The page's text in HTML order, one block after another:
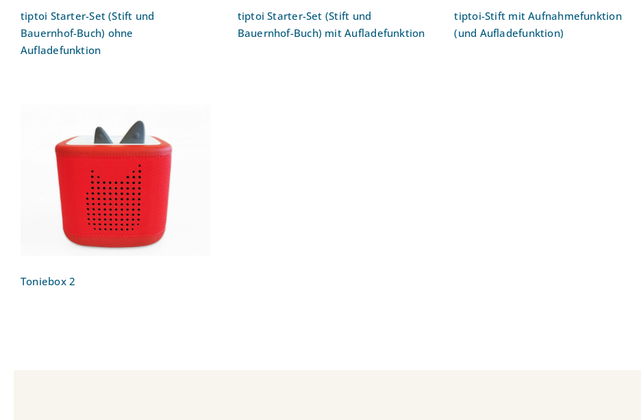
tiptoi Starter-Set (Stift und
Bauernhof-Buch) ohne
Aufladefunktion
tiptoi Starter-Set (Stift und
Bauernhof-Buch) mit Aufladefunktion
tiptoi-Stift mit Aufnahmefunktion
(und Aufladefunktion)
Toniebox 2
Toniebox 2